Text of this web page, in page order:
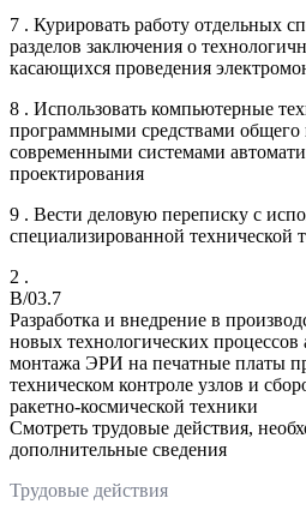
7 . Курировать работу отдельных
разделов заключения о
касающихся проведения
8 . Использовать компьютерные
программными средствами общего
современными системами
проектирования
9 . Вести деловую переписку с
специализированной технической
2 .
B/03.7
Разработка и внедрение в
новых технологических процессов
монтажа ЭРИ на печатные платы
техническом контроле узлов и
ракетно-космической техники
Смотреть трудовые действия,
дополнительные сведения
Трудовые действия